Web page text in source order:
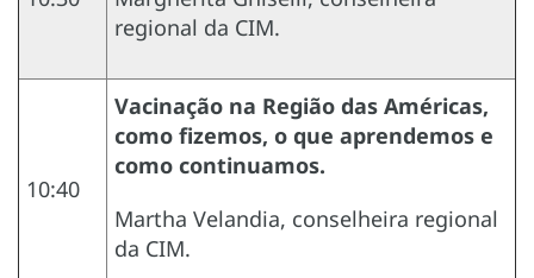
regional da CIM.
10:40
Vacinação na Região das Américas,
como fizemos, o que aprendemos e
como continuamos.
Martha Velandia, conselheira regional
da CIM.